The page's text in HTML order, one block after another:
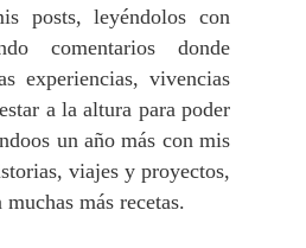
posts, leyéndolos con
comentarios donde
experiencias, vivencias
a la altura para poder
un año más con mis
viajes y proyectos,
más recetas.